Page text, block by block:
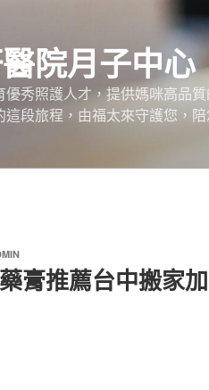
院月子中心
優秀照護人才，提供媽咪高品
這段旅程，由福太來守護您，陪
膏推薦台中搬家